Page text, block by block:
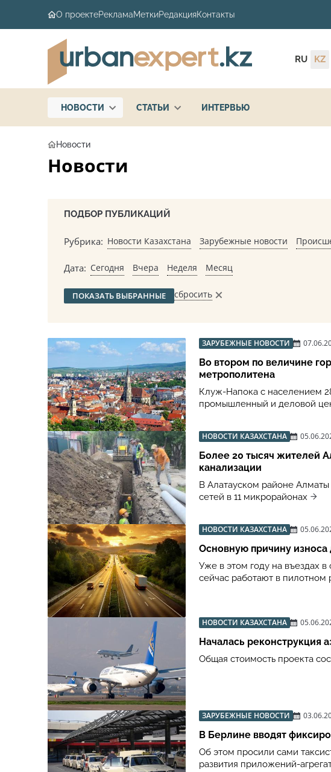
О проектеРекламаМеткиРедакцияКонтакты
RU KZ
НОВОСТИ СТАТЬИ ИНТЕРВЬЮ
Новости
Новости
ПОДБОР ПУБЛИКАЦИЙ
Рубрика: Новости Казахстана Зарубежные новости
Дата: Сегодня Вчера Неделя Месяц
ПОКАЗАТЬ ВЫБРАННЫЕ сбросить
ЗАРУБЕЖНЫЕ НОВОСТИ
Во втором по величине
метрополитена
Клуж-Напока с населением
промышленный и деловой
НОВОСТИ КАЗАХСТАНА
Более 20 тысяч жителей
канализации
В Алатауском районе
сетей в 11 микрорайонах
НОВОСТИ КАЗАХСТАНА
Основную причину износа
Уже в этом году на въездах
сейчас работают в
НОВОСТИ КАЗАХСТАНА
Началась реконструкция
Общая стоимость проекта
ЗАРУБЕЖНЫЕ НОВОСТИ
В Берлине вводят
Об этом просили сами
развития приложений-